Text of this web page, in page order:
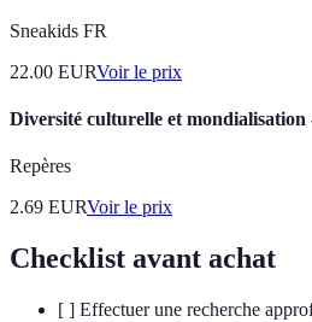
Sneakids FR
22.00 EURVoir le prix
Diversité culturelle et
Repères
2.69 EURVoir le prix
Checklist avant achat
[ ] Effectuer une recherche